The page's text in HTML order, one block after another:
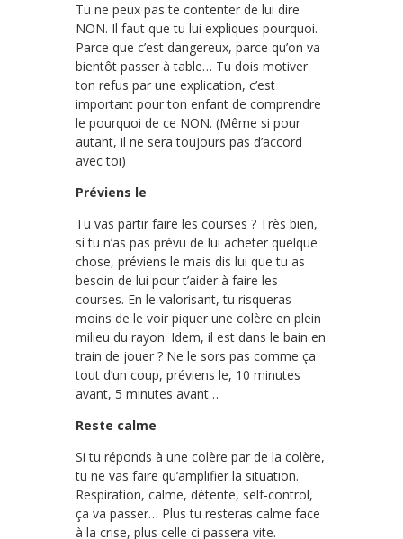
Tu ne peux pas te contenter de lui dire
NON. Il faut que tu lui expliques pourquoi.
Parce que c’est dangereux, parce qu’on va
bientôt passer à table… Tu dois motiver
ton refus par une explication, c’est
important pour ton enfant de comprendre
le pourquoi de ce NON. (Même si pour
autant, il ne sera toujours pas d’accord
avec toi)
Préviens le
Tu vas partir faire les courses ? Très bien,
si tu n’as pas prévu de lui acheter quelque
chose, préviens le mais dis lui que tu as
besoin de lui pour t’aider à faire les
courses. En le valorisant, tu risqueras
moins de le voir piquer une colère en plein
milieu du rayon. Idem, il est dans le bain en
train de jouer ? Ne le sors pas comme ça
tout d’un coup, préviens le, 10 minutes
avant, 5 minutes avant…
Reste calme
Si tu réponds à une colère par de la colère,
tu ne vas faire qu’amplifier la situation.
Respiration, calme, détente, self-control,
ça va passer… Plus tu resteras calme face
à la crise, plus celle ci passera vite.